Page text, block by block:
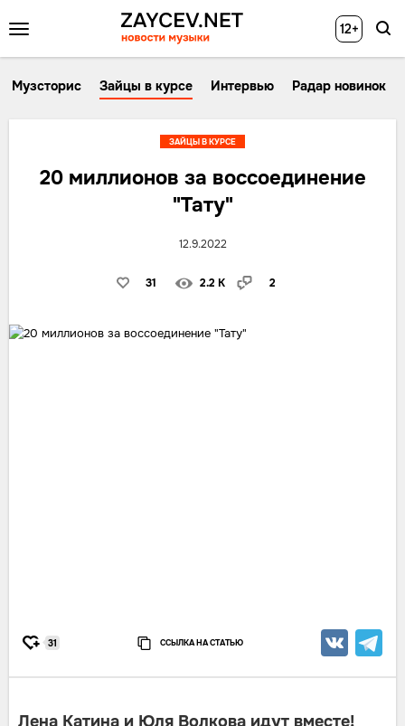
12+
Музсторис Зайцы в курсе Интервью Радар новинок
20 миллионов за воссоединение
"Тату"
12.9.2022
31 2.2 K 2
ЗАЙЦЫ В КУРСЕ
31 ССЫЛКА НА СТАТЬЮ
Лена Катина и Юля Волкова идут вместе!